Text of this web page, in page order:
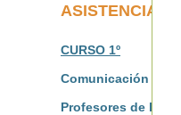
ASISTENCIA A
CURSO 1º
Comunicación y
Profesores de las